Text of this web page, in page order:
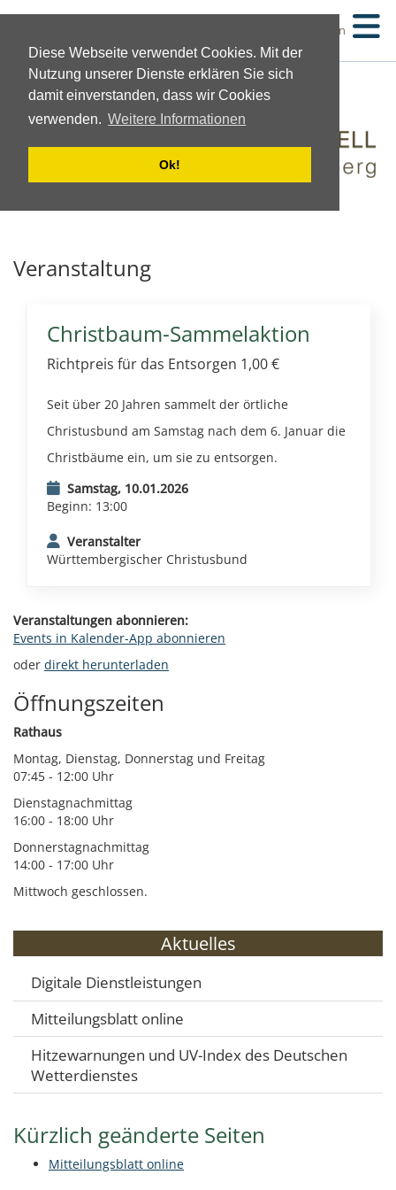
Diese Webseite verwendet Cookies. Mit der
Nutzung unserer Dienste erklären Sie sich
damit einverstanden, dass wir Cookies
verwenden. Weitere Informationen
Ok!
Suchen
Veranstaltung
Christbaum-Sammelaktion
Richtpreis für das Entsorgen 1,00 €
Seit über 20 Jahren sammelt der örtliche
Christusbund am Samstag nach dem 6. Januar die
Christbäume ein, um sie zu entsorgen.
Samstag, 10.01.2026
Beginn: 13:00
Veranstalter
Württembergischer Christusbund
Veranstaltungen abonnieren:
Events in Kalender-App abonnieren
oder direkt herunterladen
Öffnungszeiten
Rathaus
Montag, Dienstag, Donnerstag und Freitag
07:45 - 12:00 Uhr
Dienstagnachmittag
16:00 - 18:00 Uhr
Donnerstagnachmittag
14:00 - 17:00 Uhr
Mittwoch geschlossen.
Aktuelles
Digitale Dienstleistungen
Mitteilungsblatt online
Hitzewarnungen und UV-Index des Deutschen
Wetterdienstes
Kürzlich geänderte Seiten
Mitteilungsblatt online